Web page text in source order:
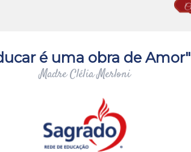
é uma obra de Amor"
Madre Clélia Merloni